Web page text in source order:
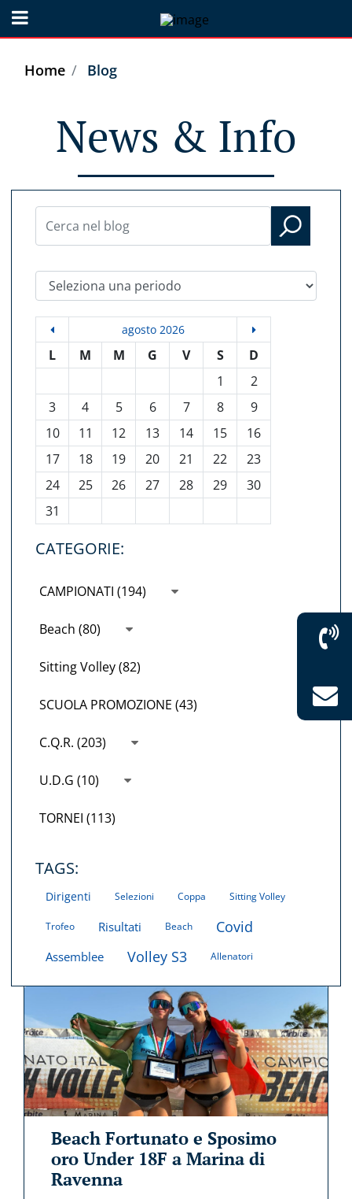
Open menu
Home Blog
News & Info
Seleziona una periodo
agosto 2026
L M M G V S
D
1
2
3
4 5 6 7 8
9
10
11 12 13 14 15
16
17
18 19 20 21 22
23
24
25 26 27 28 29
30
31
CATEGORIE:
CAMPIONATI (194)
Beach (80)
Sitting Volley (82)
SCUOLA PROMOZIONE (43)
C.Q.R. (203)
U.D.G (10)
TORNEI (113)
TAGS:
Dirigenti Selezioni Coppa Sitting Volley
Trofeo Risultati Beach Covid
Assemblee Volley S3 Allenatori
Beach Fortunato e Sposimo
oro Under 18F a Marina di
Ravenna